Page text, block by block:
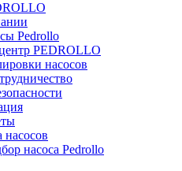
Pedrollo
PEDROLLO
насосов
насосов
насоса Pedrollo